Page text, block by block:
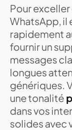
Pour exceller
WhatsApp, il
rapidement
fournir un
messages
longues
génériques.
une tonalité
dans vos
solides avec